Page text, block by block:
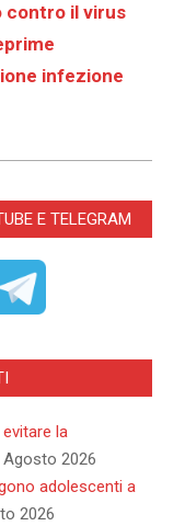
contro il virus
infezione
E TELEGRAM
la
Agosto 2026
adolescenti a
2026